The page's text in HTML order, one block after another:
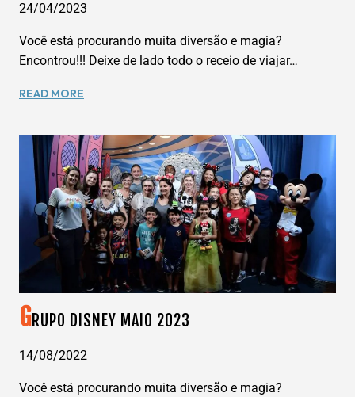
24/04/2023
Você está procurando muita diversão e magia?
Encontrou!!! Deixe de lado todo o receio de viajar…
READ MORE
2024
GRUPO DISNEY MAIO 2023
14/08/2022
Você está procurando muita diversão e magia?